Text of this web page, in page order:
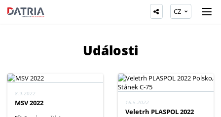
CZ
Události
8.9.2022
MSV 2022 16.5.2022
Veletrh PLASPOL 2022